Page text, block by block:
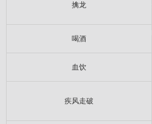
擒龙
喝酒
血饮
疾风走破